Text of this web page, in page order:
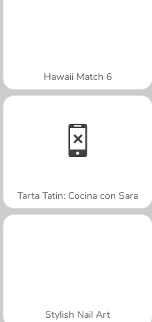
Hawaii Match 6
Tarta Tatin: Cocina con Sara
Stylish Nail Art